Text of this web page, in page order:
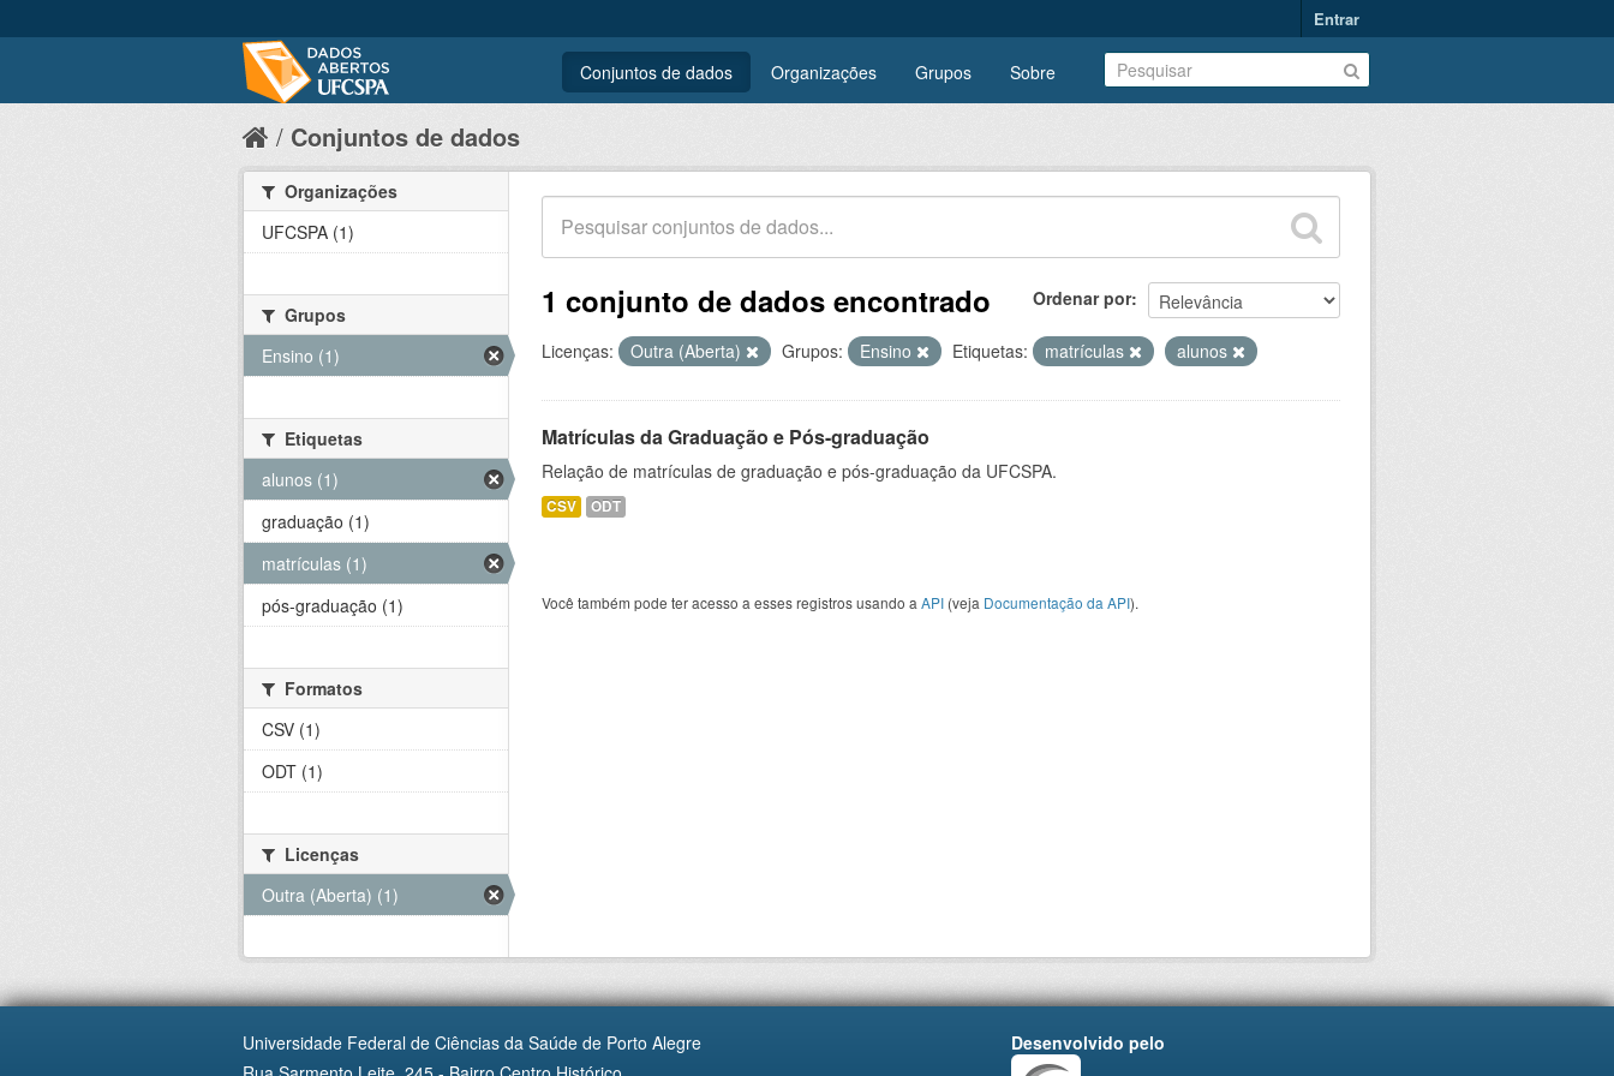
Entrar
Conjuntos de dados Organizações Grupos Sobre
Conjuntos de dados
Ordenar por
1 conjunto de dados encontrado
Licenças: Outra (Aberta) Grupos: Ensino Etiquetas: matrículas alunos
Matrículas da Graduação e Pós-graduação
Relação de matrículas de graduação e pós-graduação da UFCSPA.
CSV ODT
Você também pode ter acesso a esses registros usando a API (veja Documentação da API).
Organizações
UFCSPA (1)
Grupos
Ensino (1)
Etiquetas
alunos (1)
graduação (1)
matrículas (1)
pós-graduação (1)
Formatos
CSV (1)
ODT (1)
Licenças
Outra (Aberta) (1)
Universidade Federal de Ciências da Saúde de Porto Alegre
Desenvolvido pelo